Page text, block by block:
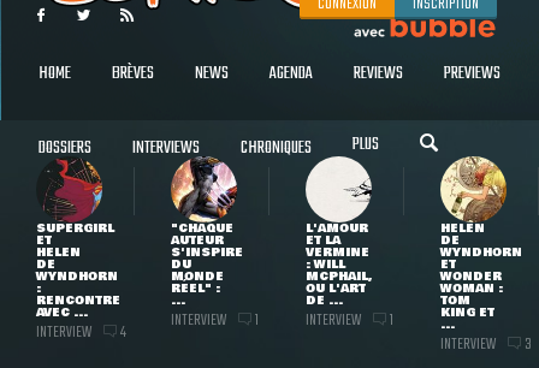
HOME BRÈVES NEWS AGENDA REVIEWS PREVIEWS
DOSSIERS INTERVIEWS CHRONIQUES PLUS
SUPERGIRL
ET
HELEN
DE
WYNDHORN
:
RENCONTRE
AVEC ...
INTERVIEW 4
"CHAQUE
AUTEUR
S'INSPIRE
DU
MONDE
RÉEL" :
...
INTERVIEW 1
L'AMOUR
ET LA
VERMINE
: WILL
MCPHAIL,
OU L'ART
DE ...
INTERVIEW 1
HELEN
DE
WYNDHORN
ET
WONDER
WOMAN :
TOM
KING ET
...
INTERVIEW 3